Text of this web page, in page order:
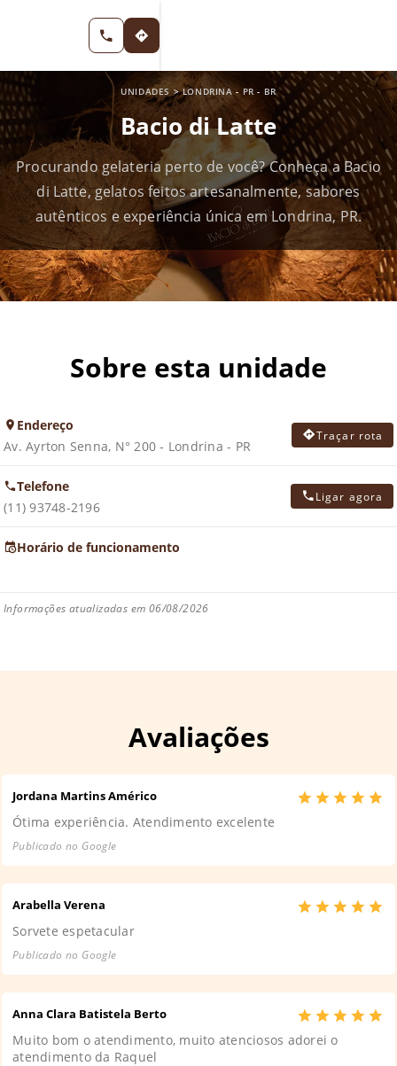
UNIDADES>LONDRINA - PR- BR
Bacio di Latte
Procurando gelateria perto de você? Conheça a Bacio
di Latte, gelatos feitos artesanalmente, sabores
autênticos e experiência única em Londrina, PR.
Sobre esta unidade
Endereço
Av. Ayrton Senna, N° 200 - Londrina - PR
Traçar rota
Telefone
(11) 93748-2196
Ligar agora
Horário de funcionamento
Informações atualizadas em 06/08/2026
Avaliações
Jordana Martins Américo
Ótima experiência. Atendimento excelente
Publicado no Google
Arabella Verena
Sorvete espetacular
Publicado no Google
Anna Clara Batistela Berto
Muito bom o atendimento, muito atenciosos adorei o
atendimento da Raquel